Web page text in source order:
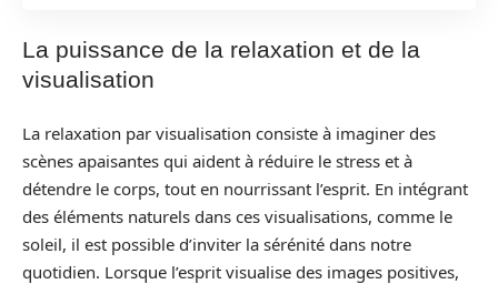
La puissance de la relaxation et de la
visualisation
La relaxation par visualisation consiste à imaginer des
scènes apaisantes qui aident à réduire le stress et à
détendre le corps, tout en nourrissant l’esprit. En intégrant
des éléments naturels dans ces visualisations, comme le
soleil, il est possible d’inviter la sérénité dans notre
quotidien. Lorsque l’esprit visualise des images positives,